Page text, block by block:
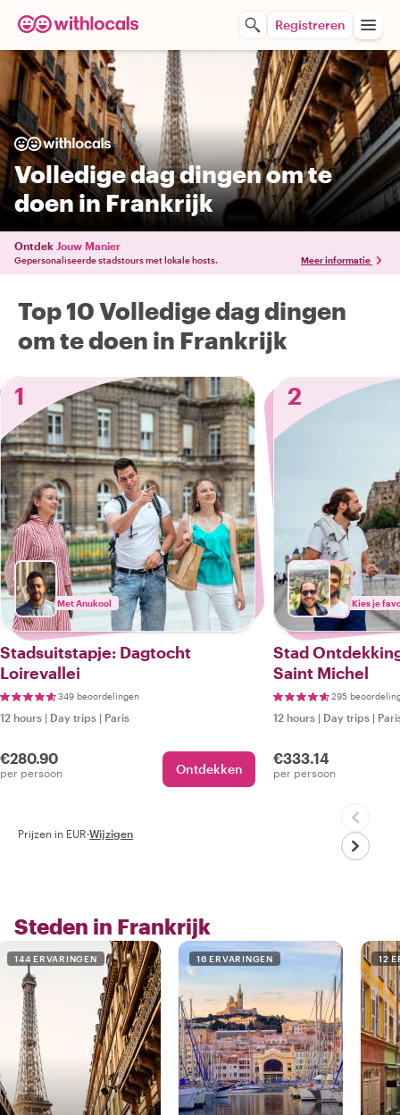
Registreren
Volledige dag dingen om te
doen in Frankrijk
Ontdek Jouw Manier
Gepersonaliseerde stadstours met lokale hosts. Meer informatie
Top 10 Volledige dag dingen
om te doen in Frankrijk
1
Met Anukool
Stadsuitstapje: Dagtocht
Loirevallei
349 beoordelingen
12 hours | Day trips | Paris
€280.90
per persoon Ontdekken
2
Kies je
Stad
Saint Michel
295
12 hours | Day trips |
€333.14
per persoon
Prijzen in EUR·Wijzigen
Steden in Frankrijk
144 ERVARINGEN 16 ERVARINGEN 12